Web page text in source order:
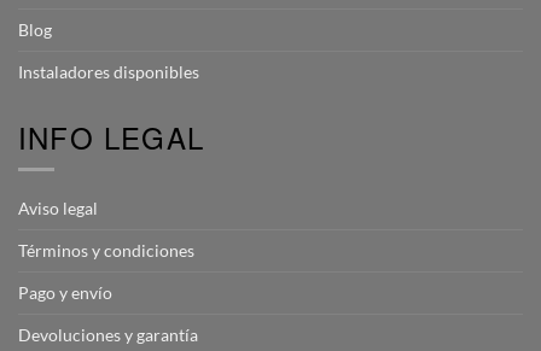
Blog
Instaladores disponibles
INFO LEGAL
Aviso legal
Términos y condiciones
Pago y envío
Devoluciones y garantía